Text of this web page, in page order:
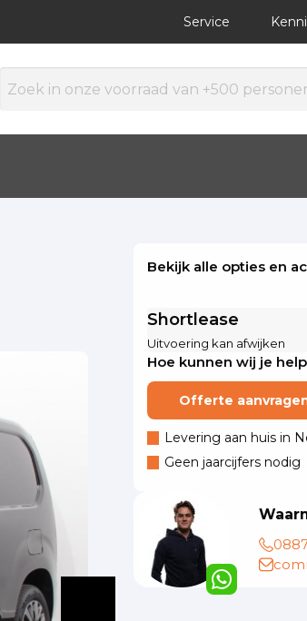
Service
Bekijk alle opties en
Shortlease
Uitvoering kan afwijken
Hoe kunnen wij je
Offerte
Levering aan huis in
Geen jaarcijfers nodig